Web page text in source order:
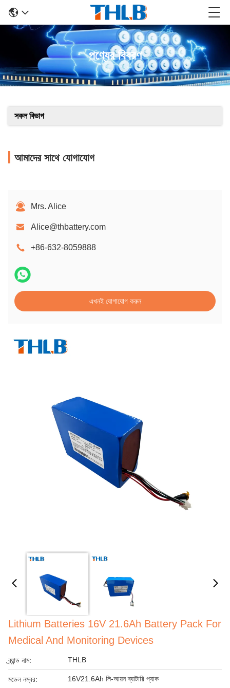
পণ্যের বিবরণ
সকল বিভাগ
আমাদের সাথে যোগাযোগ
Mrs. Alice
Alice@thbattery.com
+86-632-8059888
এখনই যোগাযোগ করুন
Lithium Batteries 16V 21.6Ah Battery Pack For
Medical And Monitoring Devices
ব্র্যান্ড নাম: THLB
মডেল নম্বর: 16V21.6Ah লি-আয়ন ব্যাটারি প্যাক